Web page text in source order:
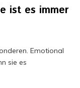
ist es immer
Emotional
sie es